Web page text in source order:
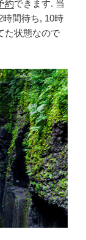
約できます. 当
時間待ち, 10時
た状態なので